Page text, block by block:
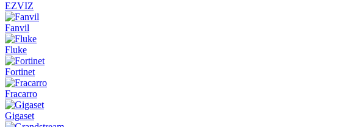
EZVIZ
Fanvil
Fluke
Fortinet
Fracarro
Gigaset